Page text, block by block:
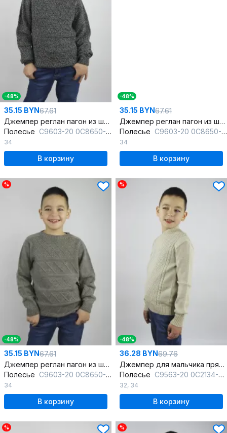
-48%
35.15 BYN67.61
Джемпер реглан пагон из шерсти для демисезона
Полесье С9603-20 0С8650-Д43 134,140 гл.черный+кофейный
34
В корзину
-48%
35.15 BYN67.61
Джемпер реглан пагон из шерсти для демисезона
Полесье С9603-20 0С8650-Д43 134,140 маренго
34
В корзину
%
-48%
35.15 BYN67.61
Джемпер реглан пагон из шерсти для демисезона
Полесье С9603-20 0С8650-Д43 134,140 св.дюна
34
В корзину
%
-48%
36.28 BYN69.76
Джемпер для мальчика прямой из шерсти бежевый
Полесье С9563-20 0С2134-Д43 134,140 речной_песок
32, 34
В корзину
% %